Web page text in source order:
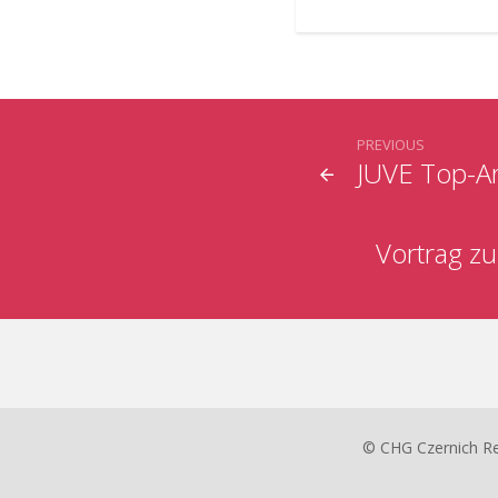
JUVE Top-
PREVIOUS
Vortrag
© CHG Czernich